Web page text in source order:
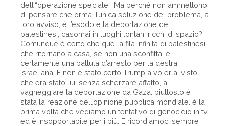
dell’“operazione speciale”. Ma perché non ammettono
di pensare che ormai l’unica soluzione del problema, a
loro avviso, è l’esodo e la deportazione dei
palestinesi, casomai in luoghi lontani ricchi di spazio?
Comunque è certo che quella fila infinita di palestinesi
che ritornano a casa, se non una sconfitta, è
certamente una battuta d’arresto per la destra
israeliana. E non è stato certo Trump a volerla, visto
che era stato lui, senza scherzare affatto, a
vagheggiare la deportazione da Gaza: piuttosto è
stata la reazione dell’opinione pubblica mondiale. è la
prima volta che vediamo un tentativo di genocidio in tv
ed è insopportabile per i più. E ricordiamoci sempre